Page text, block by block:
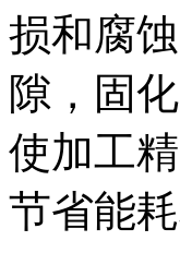
损和腐
隙，固
使加工
节省能